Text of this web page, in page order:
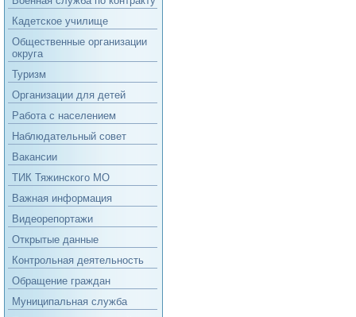
Кадетское училище
Общественные организации
округа
Туризм
Организации для детей
Работа с населением
Наблюдательный совет
Вакансии
ТИК Тяжинского МО
Важная информация
Видеорепортажи
Открытые данные
Контрольная деятельность
Обращение граждан
Муниципальная служба